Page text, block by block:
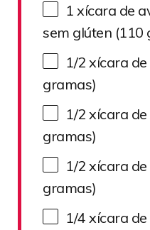
1 xícara de
sem glúten (110
1/2 xícara
gramas)
1/2 xícara
gramas)
1/2 xícara
gramas)
1/4 xícara